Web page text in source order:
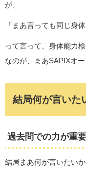
が、
「まあ言っても同じ身
って言って、身体能力
なのが、まあSAPIXオー
結局何が言いた
過去問での力が重要
結局まあ何が言いたい